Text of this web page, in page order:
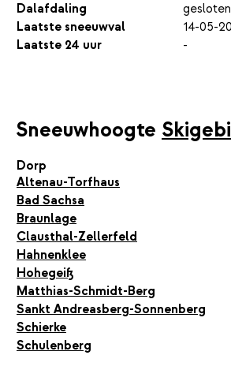
Dalafdaling
gesloten
Laatste sneeuwval
14-05-
Laatste 24 uur
-
Sneeuwhoogte
Dorp
Altenau-Torfhaus
Bad Sachsa
Braunlage
Clausthal-Zellerfeld
Hahnenklee
Hohegeiß
Matthias-Schmidt-Berg
Sankt Andreasberg-Sonnenberg
Schierke
Schulenberg